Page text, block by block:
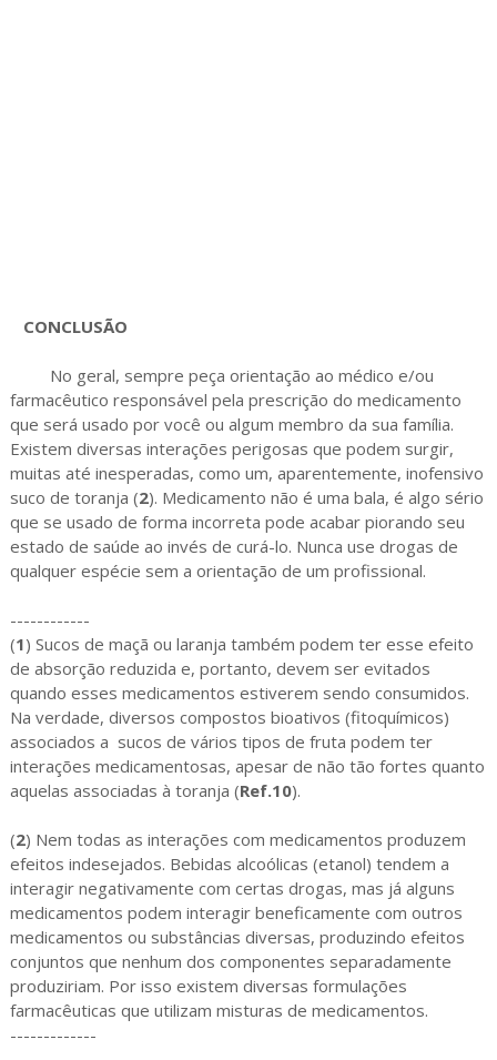
CONCLUSÃO
No geral, sempre peça orientação ao médico e/ou
farmacêutico responsável pela prescrição do medicamento
que será usado por você ou algum membro da sua família.
Existem diversas interações perigosas que podem surgir,
muitas até inesperadas, como um, aparentemente, inofensivo
suco de toranja (2). Medicamento não é uma bala, é algo sério
que se usado de forma incorreta pode acabar piorando seu
estado de saúde ao invés de curá-lo. Nunca use drogas de
qualquer espécie sem a orientação de um profissional.
------------
(1) Sucos de maçã ou laranja também podem ter esse efeito
de absorção reduzida e, portanto, devem ser evitados
quando esses medicamentos estiverem sendo consumidos.
Na verdade, diversos compostos bioativos (fitoquímicos)
associados a sucos de vários tipos de fruta podem ter
interações medicamentosas, apesar de não tão fortes quanto
aquelas associadas à toranja (Ref.10).
(2) Nem todas as interações com medicamentos produzem
efeitos indesejados. Bebidas alcoólicas (etanol) tendem a
interagir negativamente com certas drogas, mas já alguns
medicamentos podem interagir beneficamente com outros
medicamentos ou substâncias diversas, produzindo efeitos
conjuntos que nenhum dos componentes separadamente
produziriam. Por isso existem diversas formulações
farmacêuticas que utilizam misturas de medicamentos.
-------------